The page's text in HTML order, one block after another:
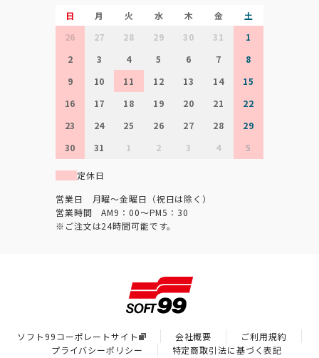
日 月 火 水 木 金
土
26
27 28 29 30 31
1
2
3 4 5 6 7
8
9
10 11 12 13 14
15
16
17 18 19 20 21
22
23
24 25 26 27 28
29
30
31 1 2 3 4 5
定休日
営業日 月曜～金曜日（祝日は除く）
営業時間 AM9：00～PM5：30
※ご注文は24時間可能です。
ソフト99コーポレートサイト 会社概要
ご利用規約
プライバシーポリシー
特定商取引法に基づく表記